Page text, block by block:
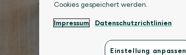
Cookies gespeichert werden.
Impressum Datenschutzrichtlinien
Einstellung anpassen